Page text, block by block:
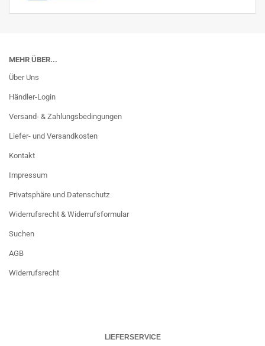
MEHR ÜBER...
Über Uns
Händler-Login
Versand- & Zahlungsbedingungen
Liefer- und Versandkosten
Kontakt
Impressum
Privatsphäre und Datenschutz
Widerrufsrecht & Widerrufsformular
Suchen
AGB
Widerrufsrecht
LIEFERSERVICE